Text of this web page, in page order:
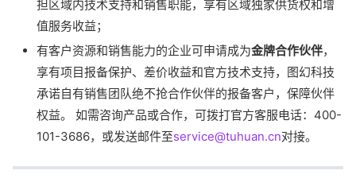
担区域内技术支持和销售职能，享有区域独家供货权和增
值服务收益；
有客户资源和销售能力的企业可申请成为金牌合作伙伴，
享有项目报备保护、差价收益和官方技术支持，图幻科技
承诺自有销售团队绝不抢合作伙伴的报备客户，保障伙伴
权益。 如需咨询产品或合作，可拨打官方客服电话：400-
101-3686，或发送邮件至service@tuhuan.cn对接。